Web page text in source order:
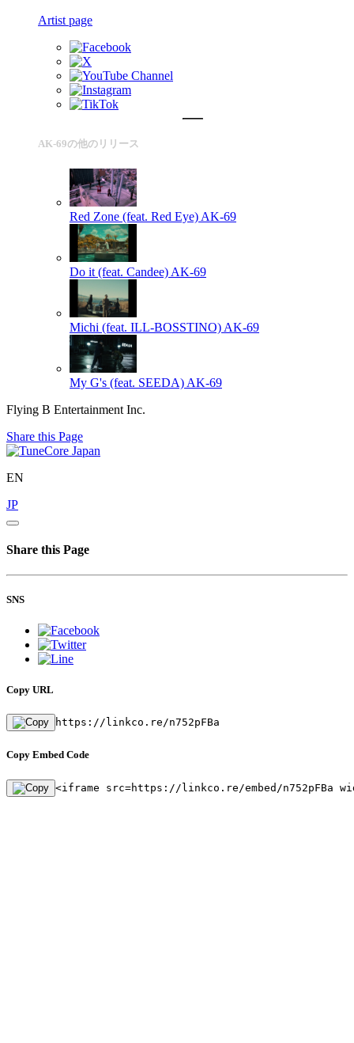
Artist page
AK-69の他のリリース
Red Zone (feat. Red Eye) AK-69
Do it (feat. Candee) AK-69
Michi (feat. ILL-BOSSTINO) AK-69
My G's (feat. SEEDA) AK-69
Flying B Entertainment Inc.
Share this Page
EN
JP
Share this Page
SNS
Copy URL
https://linkco.re/n752pFBa
Copy Embed Code
<iframe src=https://linkco.re/embed/n752pFBa